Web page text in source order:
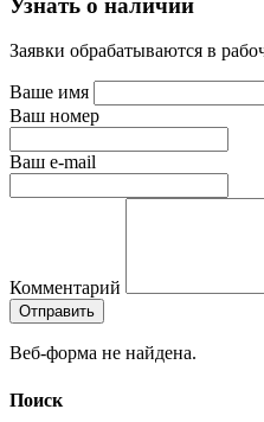
Узнать о наличии
Заявки обрабатываются в
Ваше имя
Ваш номер
Ваш e-mail
Комментарий
Веб-форма не найдена.
Поиск